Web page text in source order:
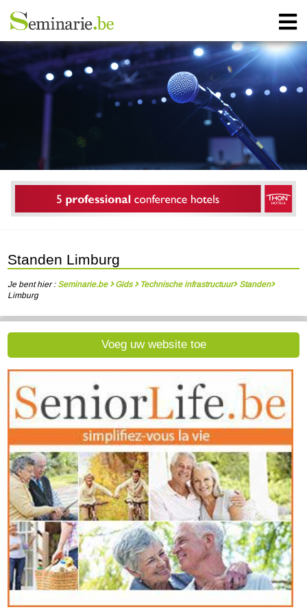
Standen Limburg
Je bent hier : Seminarie.be Gids Technische infrastructuur
Standen
Limburg
Voeg uw website toe